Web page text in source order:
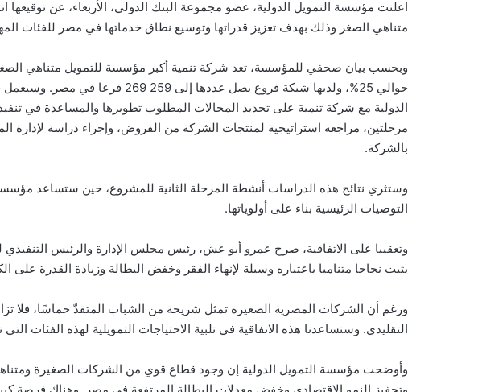
اعلنت مؤسسة التمويل الدولية، عضو مجموعة البنك الدولي، الأربعاء، عن توقيعها
متناهي الصغر وذلك بهدف تعزيز قدراتها وتوسيع نطاق خدماتها في مصر للفئات
وبحسب بيان صحفي للمؤسسة، تعد شركة تنمية أكبر مؤسسة للتمويل متناهي
حوالي 25%، ولديها شبكة فروع يصل
الدولية مع شركة تنمية على تحديد المجالات المطلوب تطويرها والمساعدة في
مرحلتين، مراجعة استراتيجية لمنتجات الشركة من القروض، وإجراء دراسة لإدارة
بالشركة.
وستثري نتائج هذه الدراسات أنشطة المرحلة الثانية للمشروع، حين ستساعد
التوصيات الرئيسية بناء على أولوياتها.
وتعقيبا على الاتفاقية، صرح عمرو أبو عش، رئيس مجلس الإدارة والرئيس التنفيذي
يثبت نجاحا متناميا باعتباره وسيلة لإنهاء الفقر وخفض البطالة وزيادة القدرة
ورغم أن الشركات المصرية الصغيرة تمثل شريحة من الشباب المتقدّ حماسًا، فلا
التقليدي. وستساعدنا هذه الاتفاقية في تلبية الاحتياجات التمويلية لهذه الفئات
وأوضحت مؤسسة التمويل الدولية إن وجود قطاع قوي من الشركات الصغيرة